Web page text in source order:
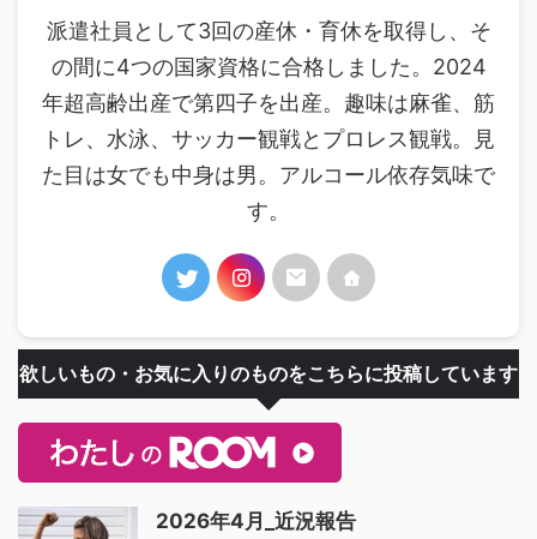
派遣社員として3回の産休・育休を取得し、そ
の間に4つの国家資格に合格しました。2024
年超高齢出産で第四子を出産。趣味は麻雀、筋
トレ、水泳、サッカー観戦とプロレス観戦。見
た目は女でも中身は男。アルコール依存気味で
す。
欲しいもの・お気に入りのものをこちらに投稿しています
2026年4月_近況報告